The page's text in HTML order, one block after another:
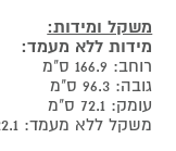
משקל ומידות:
מידות ללא מעמד:
רוחב: 166.9 ס"מ
גובה: 96.3 ס"מ
עומק: 72.1 ס"מ
משקל ללא מעמד: 22.1 ק"ג